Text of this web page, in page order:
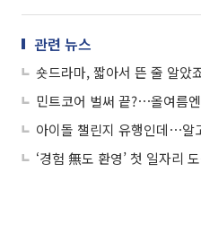
관련 뉴스
숏드라마, 짧아서 뜬 줄 알았
민트코어 벌써 끝?⋯올여름
아이돌 챌린지 유행인데⋯알
‘경험 無도 환영’ 첫 일자리